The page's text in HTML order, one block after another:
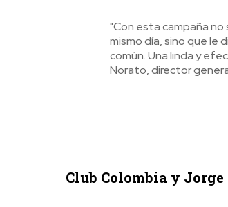
"Con esta campaña
mismo día, sino que le
común. Una linda y
Norato, director
Club Colombia y